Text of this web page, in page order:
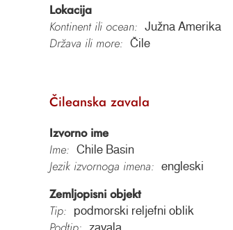
Lokacija
Kontinent ili ocean:
Južna Amerika
Država ili more: Čile
Čileanska zavala
Izvorno ime
Ime:
Chile Basin
Jezik izvornoga imena: engleski
Zemljopisni objekt
Tip:
podmorski reljefni oblik
zavala